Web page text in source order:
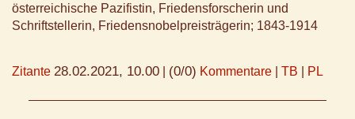
österreichische Pazifistin, Friedensforscherin und
Schriftstellerin, Friedensnobelpreisträgerin; 1843-1914
Zitante 28.02.2021, 10.00 (0/0) Kommentare TB PL